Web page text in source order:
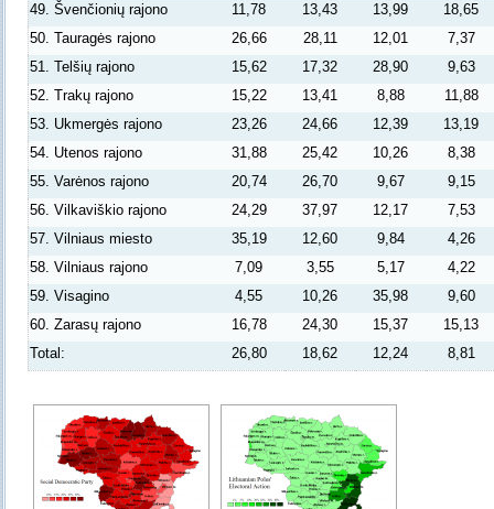
49. Švenčionių rajono
11,78 13,43 13,99
18,65
50. Tauragės rajono
26,66 28,11 12,01
7,37
51. Telšių rajono
15,62 17,32 28,90
9,63
52. Trakų rajono
15,22 13,41 8,88
11,88
53. Ukmergės rajono
23,26 24,66 12,39
13,19
54. Utenos rajono
31,88 25,42 10,26
8,38
55. Varėnos rajono
20,74 26,70 9,67
9,15
56. Vilkaviškio rajono
24,29 37,97 12,17
7,53
57. Vilniaus miesto
35,19 12,60 9,84
4,26
58. Vilniaus rajono
7,09 3,55 5,17
4,22
59. Visagino
4,55 10,26 35,98
9,60
60. Zarasų rajono
16,78 24,30 15,37
15,13
Total:
26,80 18,62 12,24 8,81